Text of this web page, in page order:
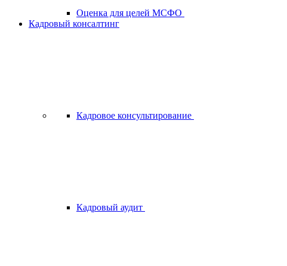
Оценка для целей МСФО
Кадровый консалтинг
Кадровое консультирование
Кадровый аудит